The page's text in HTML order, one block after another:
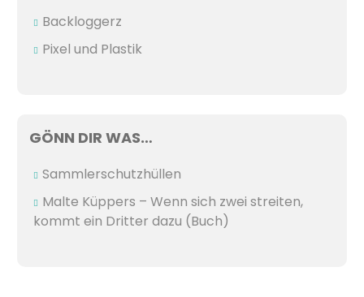
Backloggerz
Pixel und Plastik
GÖNN DIR WAS…
Sammlerschutzhüllen
Malte Küppers – Wenn sich zwei streiten,
kommt ein Dritter dazu (Buch)